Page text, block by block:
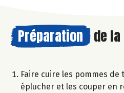
Préparation de la
Faire cuire les pommes de
éplucher et les couper en